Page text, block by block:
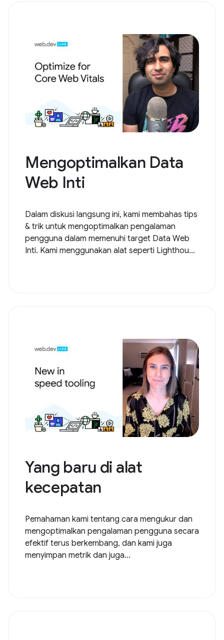
Mengoptimalkan Data
Web Inti
Dalam diskusi langsung ini, kami membahas tips
& trik untuk mengoptimalkan pengalaman
pengguna dalam memenuhi target Data Web
Inti. Kami menggunakan alat seperti Lighthou...
Yang baru di alat
kecepatan
Pemahaman kami tentang cara mengukur dan
mengoptimalkan pengalaman pengguna secara
efektif terus berkembang, dan kami juga
menyimpan metrik dan juga...